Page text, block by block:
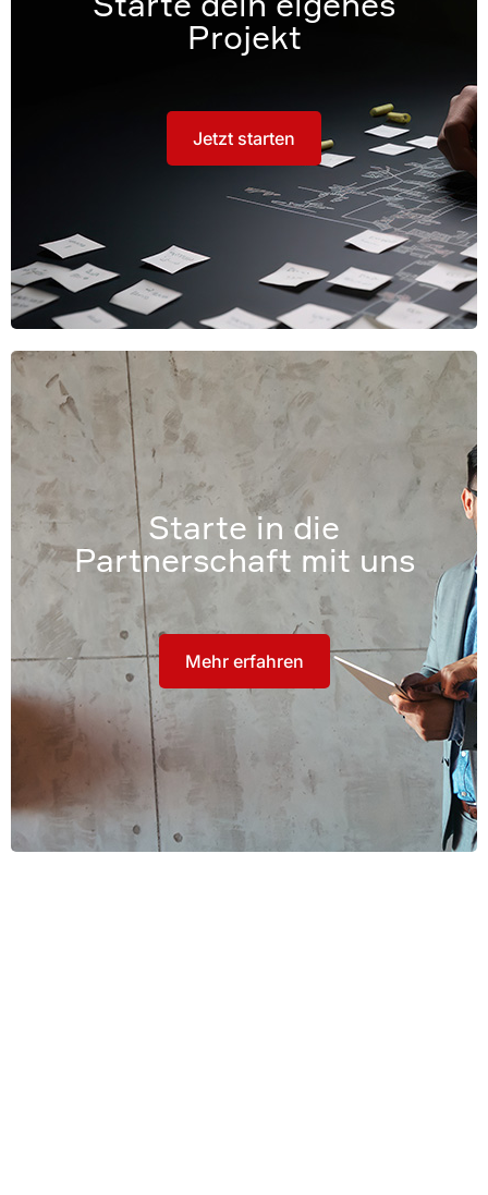
Starte dein eigenes
Projekt
Jetzt starten
Starte in die
Partnerschaft mit uns
Mehr erfahren